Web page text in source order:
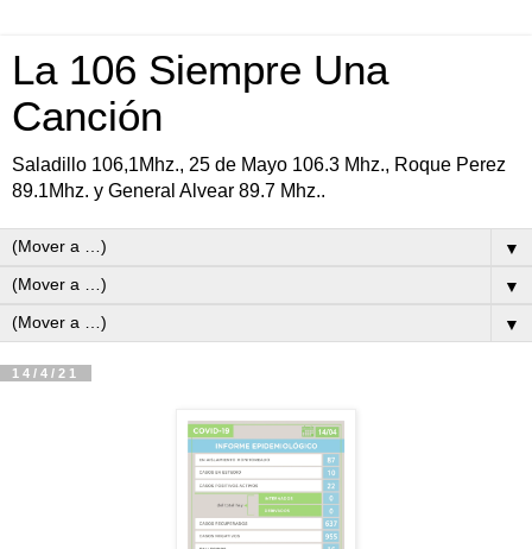
La 106 Siempre Una
Canción
Saladillo 106,1Mhz., 25 de Mayo 106.3 Mhz., Roque Perez
89.1Mhz. y General Alvear 89.7 Mhz..
▼
▼
▼
14/4/21